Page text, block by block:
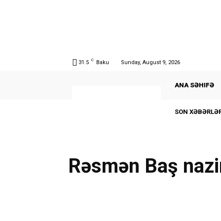
31.5 C Baku Sunday, August 9, 2026
ANA SƏHIFƏ
SON
Rəsmən Baş